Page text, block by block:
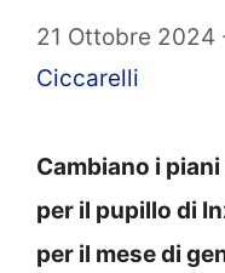
21 Ottobre 2024
Ciccarelli
Cambiano i
per il pupillo di
per il mese di